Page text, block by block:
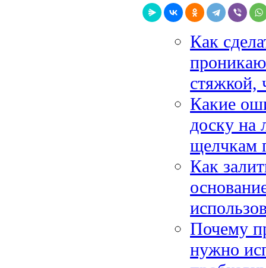
Как
стяжкой,
Какие
доску на
щелчкам
Как
Почему
нужно